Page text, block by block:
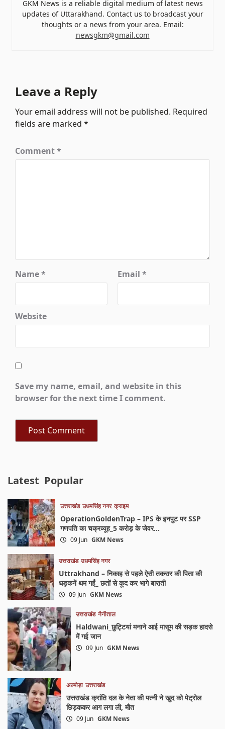
GKM News is a reliable digital medium of latest news
updates of Uttarakhand. Contact us to broadcast your
thoughts or a news from your area. Email:
newsgkm@gmail.com
Leave a Reply
Your email address will not be published. Required
fields are marked*
Comment*
Name* Email *
Website
Save my name, email, and website in this
browser for the next time I comment.
Latest Popular
उत्तराखंड उधमसिंह नगर क्राइम
OperationGoldenTrap – IPS के इनपुट पर SSP
गणपति का चक्रव्यूह_5 करोड़ के जेवर…
09 Jun GKM News
उत्तराखंड उधमसिंह नगर
Uttrakhand – निकाह से पहले ऐसी तकरार की पिता की
धड़कनें थम गईं_ छतों से कूद कर भागे बाराती
09 Jun GKM News
उत्तराखंड नैनीताल
Haldwani_छुट्टियां मनाने आई मासूम की सड़क हादसे
में गई जान
09 Jun GKM News
अल्मोड़ा उत्तराखंड
उत्तराखंड क्रांति दल के नेता की पत्नी ने खुद को पेट्रोल
छिड़ककर आग लगा ली, मौत
09 Jun GKM News